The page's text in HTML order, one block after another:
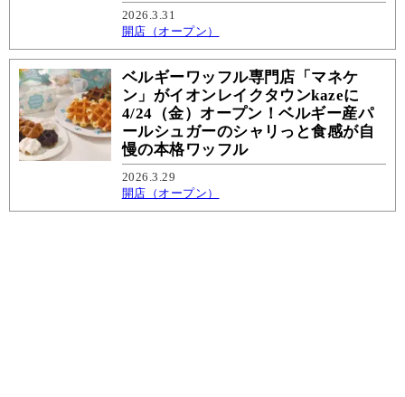
2026.3.31
開店（オープン）
ベルギーワッフル専門店「マネケ
ン」がイオンレイクタウンkazeに
4/24（金）オープン！ベルギー産パ
ールシュガーのシャリっと食感が自
慢の本格ワッフル
2026.3.29
開店（オープン）